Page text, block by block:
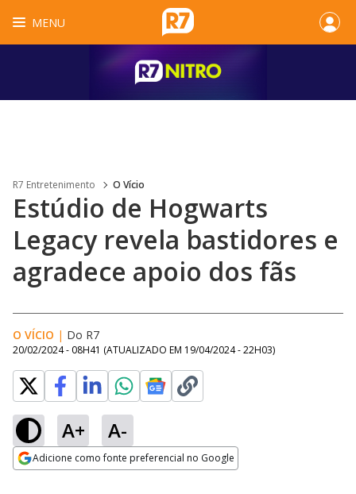
MENU
R7 Entretenimento O Vício
Estúdio de Hogwarts
Legacy revela bastidores e
agradece apoio dos fãs
O VÍCIO | Do R7
20/02/2024 - 08H41 (ATUALIZADO EM 19/04/2024 - 22H03)
A+ A-
Adicione como fonte preferencial no Google